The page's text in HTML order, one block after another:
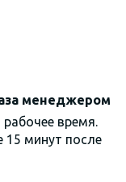
менеджером
время.
15 минут после